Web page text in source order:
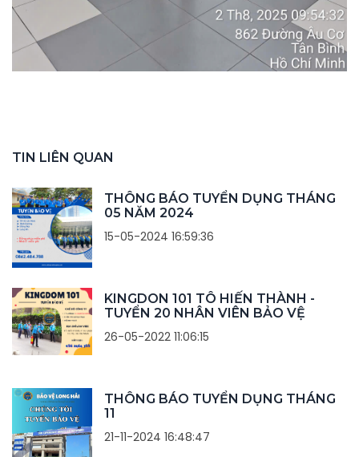
TIN LIÊN QUAN
THÔNG BÁO TUYỂN DỤNG THÁNG
05 NĂM 2024
15-05-2024 16:59:36
KINGDON 101 TÔ HIẾN THÀNH -
TUYỂN 20 NHÂN VIÊN BẢO VỆ
26-05-2022 11:06:15
THÔNG BÁO TUYỂN DỤNG THÁNG
11
21-11-2024 16:48:47